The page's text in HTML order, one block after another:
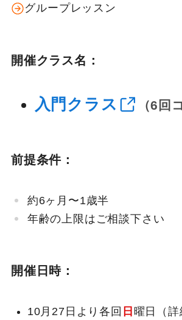
グループレッスン
開催クラス名：
入門クラス （6回
前提条件：
約6ヶ月〜1歳半
年齢の上限はご相談下さい
開催日時：
10月27日より各回 日 曜日（